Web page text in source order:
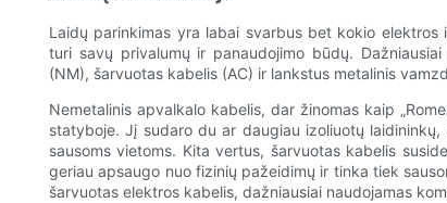
Laidų parinkimas yra labai svarbus bet kokio
turi savų privalumų ir panaudojimo būdų.
(NM), šarvuotas kabelis (AC) ir lankstus metalinis
Nemetalinis apvalkalo kabelis, dar žinomas kaip
statyboje. Jį sudaro du ar daugiau izoliuotų
sausoms vietoms. Kita vertus, šarvuotas kabelis
geriau apsaugo nuo fizinių pažeidimų ir tinka tiek
šarvuotas elektros kabelis, dažniausiai naudojamas